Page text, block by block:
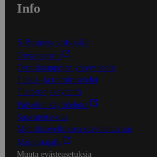
Info
S-Business yrityksille
Oiva-raportit
Osuuskauppojen yhteystiedot
Tilaus- ja toimitusehdot
Tietosuojakäytäntö
Palvelun käyttöehdot
Saavutettavuus
Mobiilisovelluksen saavutettavuus
Mainostajalle
Muuta evästeasetuksia